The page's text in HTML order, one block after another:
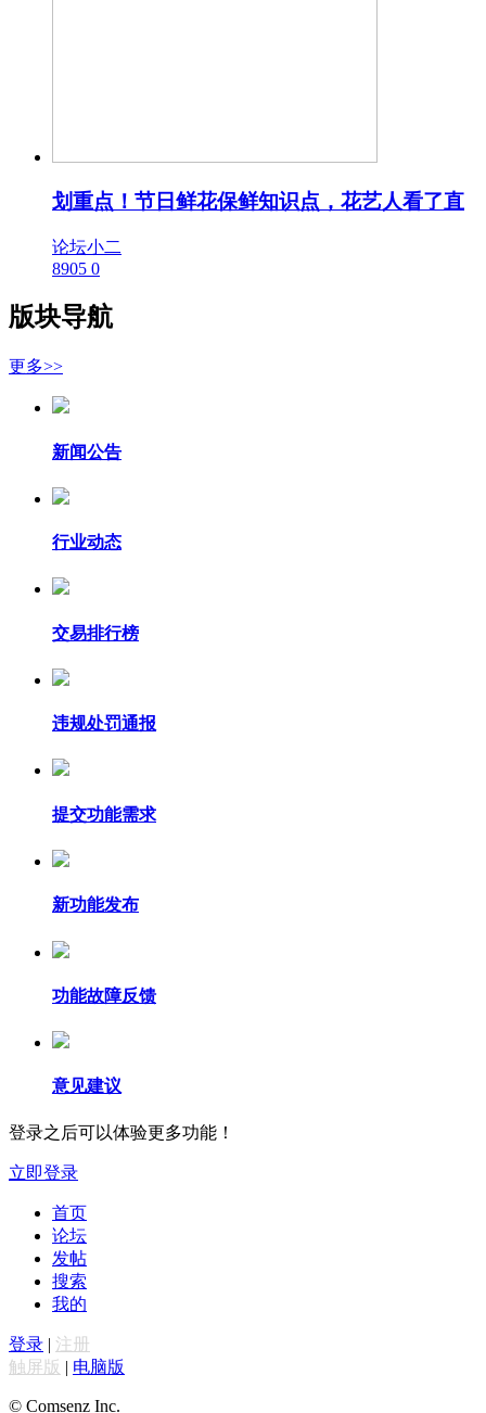
划重点！节日鲜花保鲜知识点，花艺人看了直
论坛小二
8905 0
版块导航
更多>>
新闻公告
行业动态
交易排行榜
违规处罚通报
提交功能需求
新功能发布
功能故障反馈
意见建议
登录之后可以体验更多功能！
立即登录
首页
论坛
发帖
搜索
我的
登录 | 注册
触屏版 | 电脑版
© Comsenz Inc.